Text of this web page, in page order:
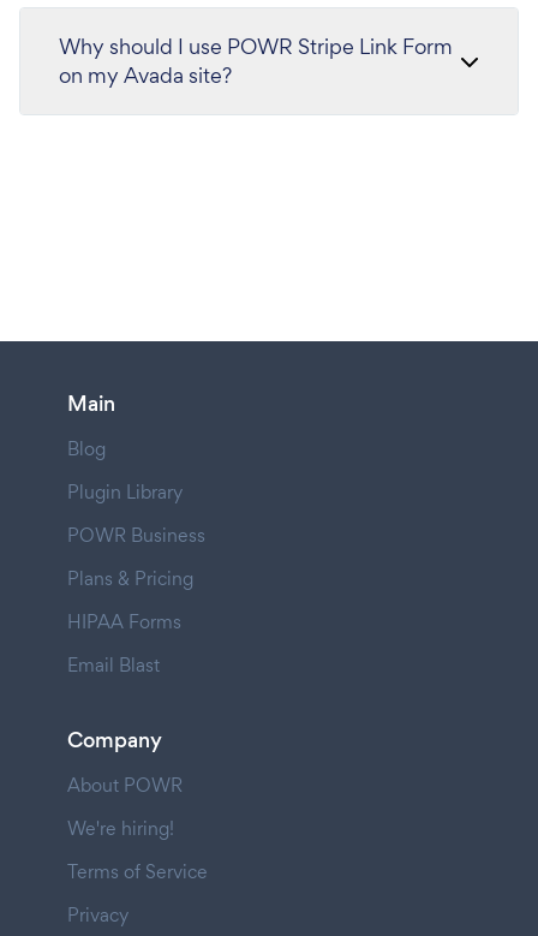
Why should I use POWR Stripe Link Form
on my Avada site?
Main
Blog
Plugin Library
POWR Business
Plans & Pricing
HIPAA Forms
Email Blast
Company
About POWR
We're hiring!
Terms of Service
Privacy